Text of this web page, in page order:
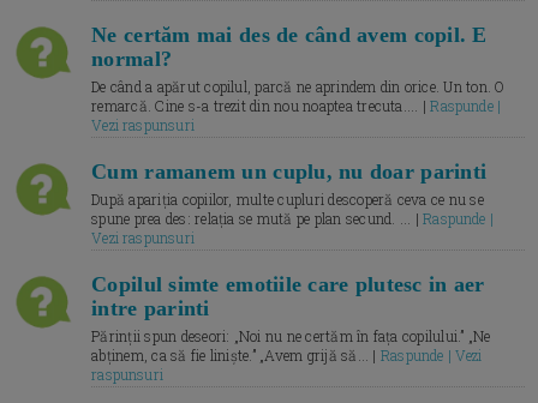
Ne certăm mai des de când avem copil. E
normal?
De când a apărut copilul, parcă ne aprindem din orice. Un ton. O
remarcă. Cine s-a trezit din nou noaptea trecuta.... |Raspunde |
Vezi raspunsuri
Cum ramanem un cuplu, nu doar parinti
După apariția copiilor, multe cupluri descoperă ceva ce nu se
spune prea des: relația se mută pe plan secund. ... |Raspunde |
Vezi raspunsuri
Copilul simte emotiile care plutesc in aer
intre parinti
Părinții spun deseori: „Noi nu ne certăm în fața copilului.” „Ne
abținem, ca să fie liniște.” „Avem grijă să... | Raspunde | Vezi
raspunsuri